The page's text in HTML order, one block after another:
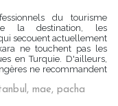
du tourisme
la destination, les
secouent actuellement
ne touchent pas les
en Turquie. D'ailleurs,
ne recommandent
, mae, pacha